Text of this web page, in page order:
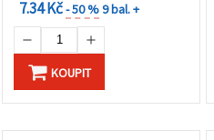
7.34 Kč- 50 %9 bal. +
KOUPIT